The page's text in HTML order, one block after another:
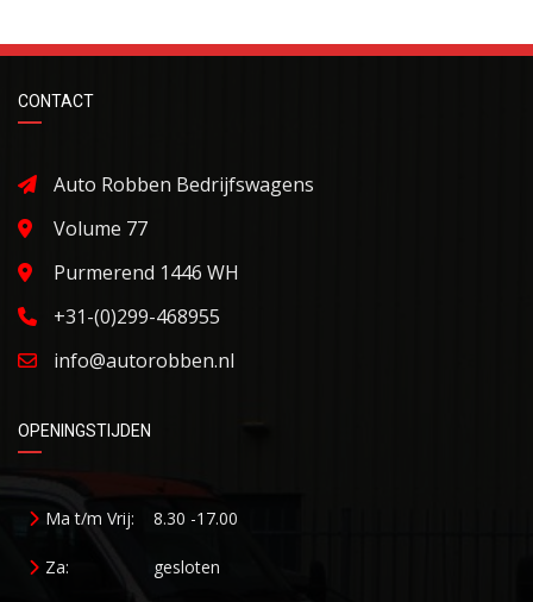
CONTACT
Auto Robben Bedrijfswagens
Volume 77
Purmerend 1446 WH
+31-(0)299-468955
info@autorobben.nl
OPENINGSTIJDEN
Ma t/m Vrij: 8.30 -17.00
Za: gesloten